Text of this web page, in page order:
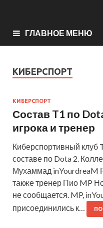
ГЛАВНОЕ МЕНЮ
КИБЕРСПОРТ
КИБЕРСПОРТ
Состав T1 по
игрока и тренер
Киберспортивный клуб
составе по Dota 2.
Мухаммад inYourdreaM
также тренер Пио MP
не сообщается. MP,
присоединились к…